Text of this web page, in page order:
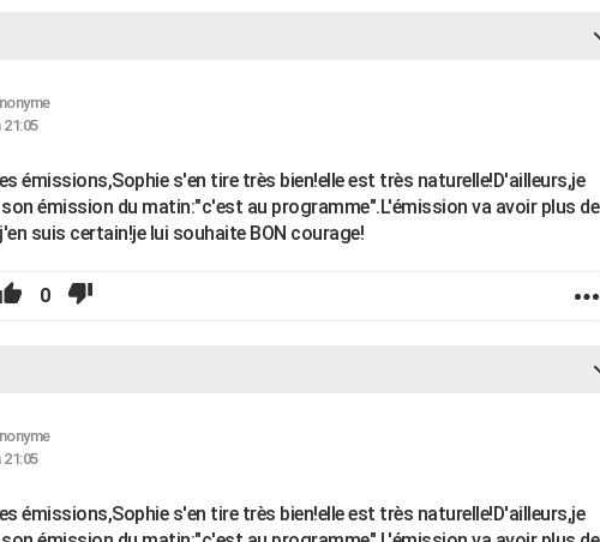
21:05
émissions,Sophie s'en tire très bien!elle est très naturelle!D'ailleurs,je
émission du matin:"c'est au programme".L'émission va avoir plus de
suis certain!je lui souhaite BON courage!
0
21:05
émissions,Sophie s'en tire très bien!elle est très naturelle!D'ailleurs,je